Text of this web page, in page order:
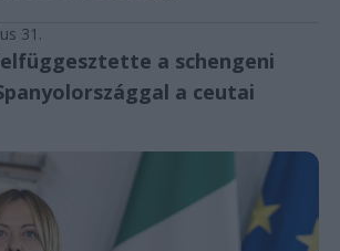
31.
a schengeni
a ceutai